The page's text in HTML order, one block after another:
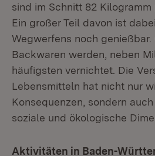
sind im Schnitt 82 Kilogramm
Ein großer Teil davon ist
Wegwerfens noch genießbar.
Backwaren werden, neben
häufigsten vernichtet. Die
Lebensmitteln hat nicht nur
Konsequenzen, sondern
soziale und ökologische
Aktivitäten in Baden-